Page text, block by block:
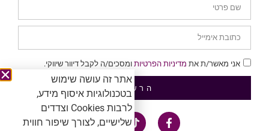
אני מאשר/ת את מדיניות הפרטיות ומסכים/ה לקבל דיוור שיווקי.
הרשמה
אתר זה עושה שימוש
בטכנולוגיות איסוף מידע,
לרבות Cookies וצדדים
שלישיים, לצורך שיפור חווית